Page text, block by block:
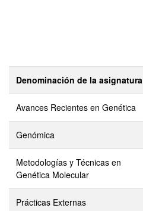
Denominación de la asignatura
Avances Recientes en Genética
Genómica
Metodologías y Técnicas en
Genética Molecular
Prácticas Externas